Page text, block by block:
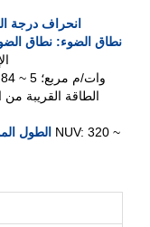
انحراف درجة
نطاق الضوء: نطاق
الطول